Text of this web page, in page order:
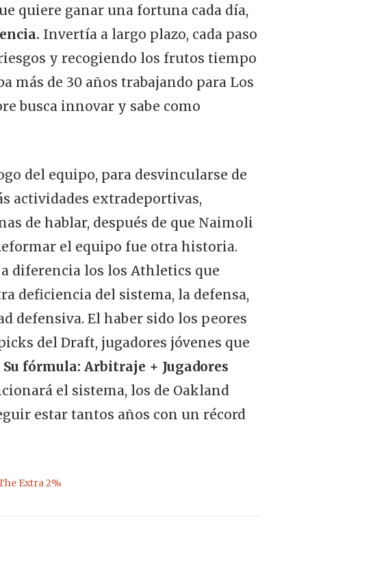
quiere ganar una fortuna cada día,
Invertía a largo plazo, cada paso
y recogiendo los frutos tiempo
más de 30 años trabajando para Los
busca innovar y sabe como
del equipo, para desvincularse de
actividades extradeportivas,
de hablar, después de que Naimoli
el equipo fue otra historia.
a diferencia los los Athletics que
deficiencia del sistema, la defensa,
defensiva. El haber sido los peores
del Draft, jugadores jóvenes que
Su fórmula: Arbitraje + Jugadores
el sistema, los de Oakland
estar tantos años con un récord
Extra 2%